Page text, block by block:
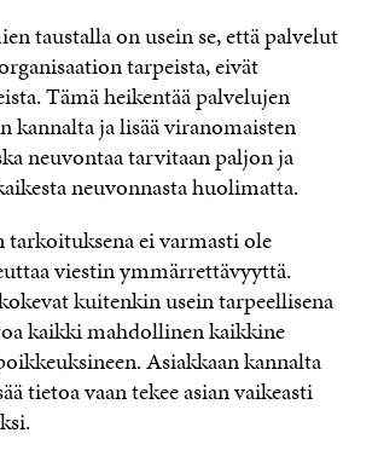
taustalla on usein se, että palvelut
tarpeista, eivät
Tämä heikentää palvelujen
kannalta ja lisää viranomaisten
neuvontaa tarvitaan paljon ja
neuvonnasta huolimatta.
ei varmasti ole
viestin ymmärrettävyyttä.
kuitenkin usein tarpeellisena
kaikki mahdollinen kaikkine
Asiakkaan kannalta
tietoa vaan tekee asian vaikeasti